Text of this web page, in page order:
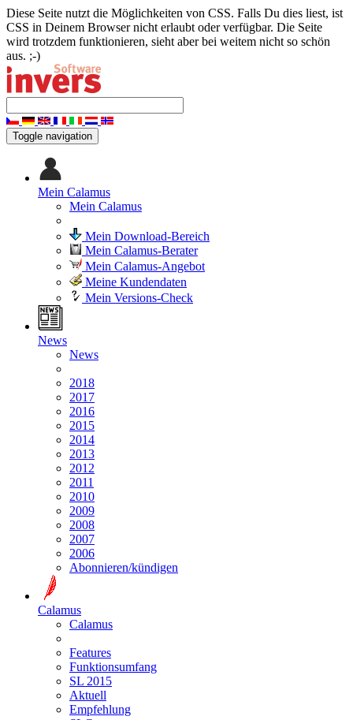
Diese Seite nutzt die Möglichkeiten von CSS. Falls Du dies liest, ist
CSS in Deinem Browser nicht erlaubt oder verfügbar. Die Seite
wird trotzdem funktionieren, sieht aber bei weitem nicht so schön
aus. ;-)
Toggle navigation
Mein Calamus
Mein Calamus
Mein Download-Bereich
Mein Calamus-Berater
Mein Calamus-Angebot
Meine Kundendaten
Mein Versions-Check
News
News
2018
2017
2016
2015
2014
2013
2012
2011
2010
2009
2008
2007
2006
Abonnieren/kündigen
Calamus
Calamus
Features
Funktionsumfang
SL 2015
Aktuell
Empfehlung